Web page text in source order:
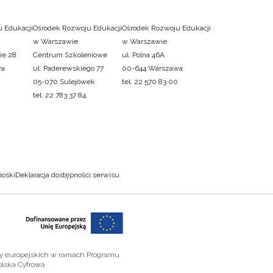
Edukacji
28
Ośrodek Rozwoju Edukacji
w Warszawie
Centrum Szkoleniowe
ul. Paderewskiego 77
05-070 Sulejówek
tel. 22 783 37 84
Ośrodek Rozwoju Edukacji
w Warszawie
ul. Polna 46A
00-644 Warszawa
tel. 22 570 83 00
Deklaracja dostępności serwisu
europejskich w ramach Programu
Cyfrowa